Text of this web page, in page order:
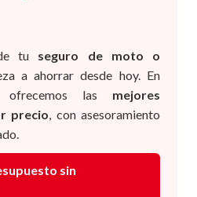
tu seguro de moto o
a ahorrar desde hoy. En
las mejores
precio, con asesoramiento
sin